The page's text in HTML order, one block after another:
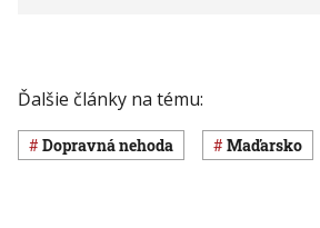
Ďalšie články na tému:
dopravná nehoda Maďarsko